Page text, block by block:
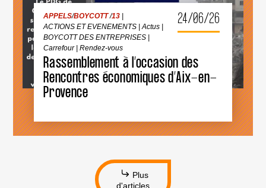
24/06/26
APPELS/BOYCOTT /13
ACTIONS ET EVENEMENTS |Actus
BOYCOTT DES ENTREPRISES
Carrefour|Rendez-vous
Rassemblement à l’occasion des
Rencontres économiques d’Aix-en-
Provence
RASSEMBLEMENT
À
L’OCCASION
EN-
PROVENCE
Plus
d'articles